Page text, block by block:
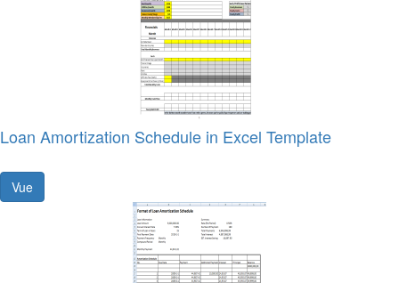
Loan Amortization Schedule in Excel Template
Vue